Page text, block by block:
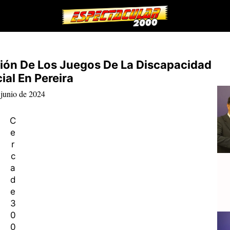
De Los Juegos De La Discapacidad
En Pereira
de 2024
C
e
r
c
a
d
e
3
0
0